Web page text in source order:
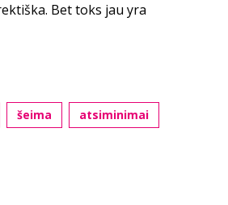
Bet toks jau yra
šeima atsiminimai